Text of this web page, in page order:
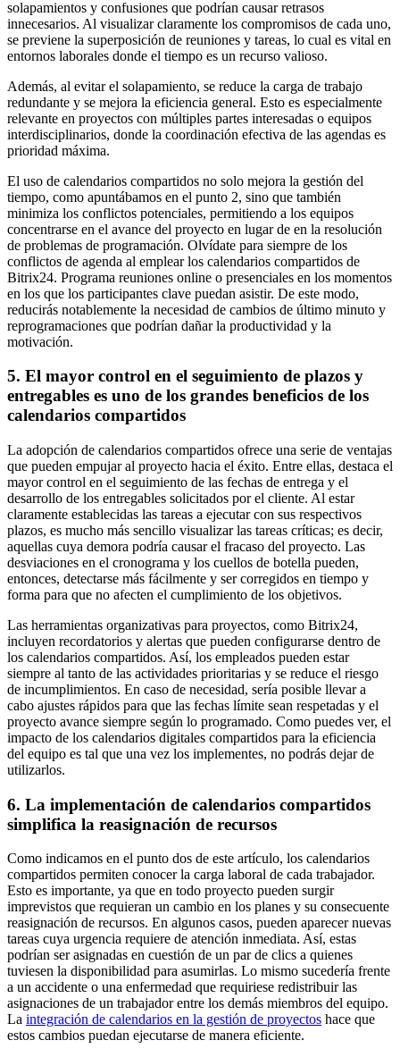
solapamientos y confusiones que podrían causar retrasos
innecesarios. Al visualizar claramente los compromisos de cada uno,
se previene la superposición de reuniones y tareas, lo cual es vital en
entornos laborales donde el tiempo es un recurso valioso.
Además, al evitar el solapamiento, se reduce la carga de trabajo
redundante y se mejora la eficiencia general. Esto es especialmente
relevante en proyectos con múltiples partes interesadas o equipos
interdisciplinarios, donde la coordinación efectiva de las agendas es
prioridad máxima.
El uso de calendarios compartidos no solo mejora la gestión del
tiempo, como apuntábamos en el punto 2, sino que también
minimiza los conflictos potenciales, permitiendo a los equipos
concentrarse en el avance del proyecto en lugar de en la resolución
de problemas de programación. Olvídate para siempre de los
conflictos de agenda al emplear los calendarios compartidos de
Bitrix24. Programa reuniones online o presenciales en los momentos
en los que los participantes clave puedan asistir. De este modo,
reducirás notablemente la necesidad de cambios de último minuto y
reprogramaciones que podrían dañar la productividad y la
motivación.
5. El mayor control en el seguimiento de plazos y
entregables es uno de los grandes beneficios de los
calendarios compartidos
La adopción de calendarios compartidos ofrece una serie de ventajas
que pueden empujar al proyecto hacia el éxito. Entre ellas, destaca el
mayor control en el seguimiento de las fechas de entrega y el
desarrollo de los entregables solicitados por el cliente. Al estar
claramente establecidas las tareas a ejecutar con sus respectivos
plazos, es mucho más sencillo visualizar las tareas críticas; es decir,
aquellas cuya demora podría causar el fracaso del proyecto. Las
desviaciones en el cronograma y los cuellos de botella pueden,
entonces, detectarse más fácilmente y ser corregidos en tiempo y
forma para que no afecten el cumplimiento de los objetivos.
Las herramientas organizativas para proyectos, como Bitrix24,
incluyen recordatorios y alertas que pueden configurarse dentro de
los calendarios compartidos. Así, los empleados pueden estar
siempre al tanto de las actividades prioritarias y se reduce el riesgo
de incumplimientos. En caso de necesidad, sería posible llevar a
cabo ajustes rápidos para que las fechas límite sean respetadas y el
proyecto avance siempre según lo programado. Como puedes ver, el
impacto de los calendarios digitales compartidos para la eficiencia
del equipo es tal que una vez los implementes, no podrás dejar de
utilizarlos.
6. La implementación de calendarios compartidos
simplifica la reasignación de recursos
Como indicamos en el punto dos de este artículo, los calendarios
compartidos permiten conocer la carga laboral de cada trabajador.
Esto es importante, ya que en todo proyecto pueden surgir
imprevistos que requieran un cambio en los planes y su consecuente
reasignación de recursos. En algunos casos, pueden aparecer nuevas
tareas cuya urgencia requiere de atención inmediata. Así, estas
podrían ser asignadas en cuestión de un par de clics a quienes
tuviesen la disponibilidad para asumirlas. Lo mismo sucedería frente
a un accidente o una enfermedad que requiriese redistribuir las
asignaciones de un trabajador entre los demás miembros del equipo.
La integración de calendarios en la gestión de proyectos hace que
estos cambios puedan ejecutarse de manera eficiente.